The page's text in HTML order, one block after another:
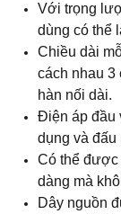
Với trọng
dùng có thể
Chiều dài
cách nhau 3
hàn nối dài.
Điện áp đầu
dụng và đấu
Có thể được
dàng mà
Dây nguồn